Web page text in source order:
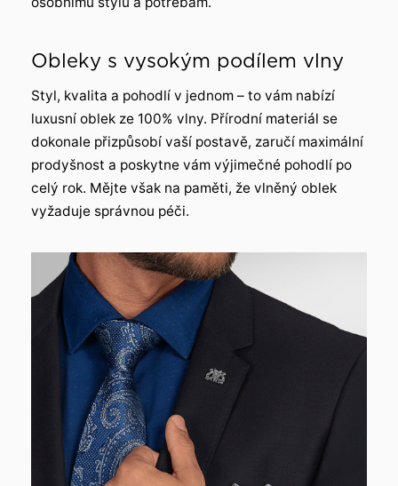
Obleky s vysokým podílem vlny
Styl, kvalita a pohodlí v jednom – to vám nabízí
luxusní oblek ze 100% vlny. Přírodní materiál se
dokonale přizpůsobí vaší postavě, zaručí maximální
prodyšnost a poskytne vám výjimečné pohodlí po
celý rok. Mějte však na paměti, že vlněný oblek
vyžaduje správnou péči.